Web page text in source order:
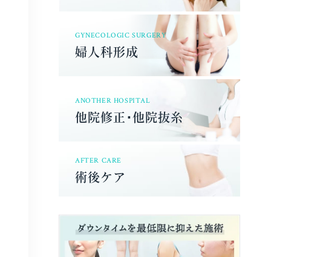
GYNECOLOGIC SURGERY
婦人科形成
ANOTHER HOSPITAL
他院修正･他院抜糸
AFTER CARE
術後ケア